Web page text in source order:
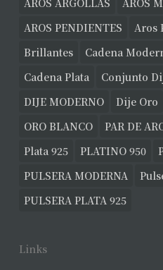
AROS ARGOLLAS
AROS
AROS PENDIENTES
Aros
Brillantes
Cadena
Cadena Plata
Conjunto
DIJE MODERNO
Dije Oro
ORO BLANCO
PAR DE
Plata 925
PLATINO 950
PULSERA MODERNA
PULSERA PLATA 925
Links